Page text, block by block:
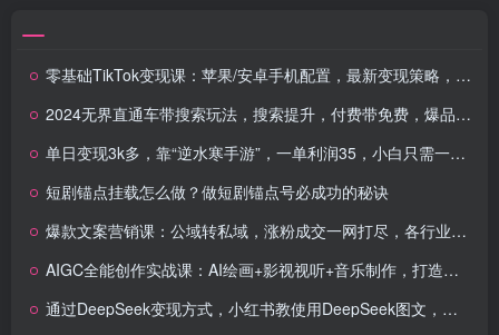
零基础TikTok变现课：苹果/安卓手机配置，最新变现策略，日赚500+技巧
2024无界直通车带搜索玩法，搜索提升，付费带免费，爆品拉搜索
单日变现3k多，靠“逆水寒手游”，一单利润35，小白只需一台手机即可操作
短剧锚点挂载怎么做？做短剧锚点号必成功的秘诀
爆款文案营销课：公域转私域，涨粉成交一网打尽，各行业人士必备
AIGC全能创作实战课：AI绘画+影视视听+音乐制作，打造内容核心竞争力
通过DeepSeek变现方式，小红书教使用DeepSeek图文，导流私域一天变现1000+